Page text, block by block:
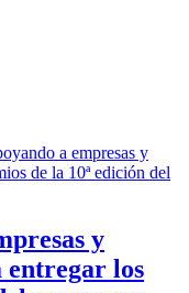
y
entregar los